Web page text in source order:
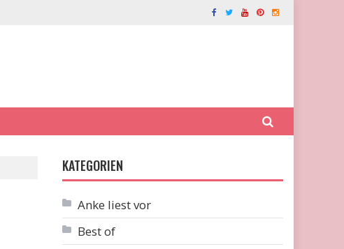
KATEGORIEN
Anke liest vor
Best of